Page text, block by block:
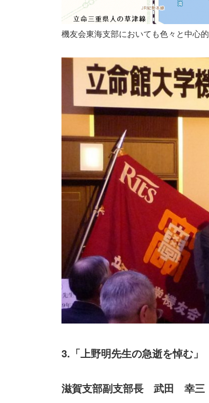
機友会東海支部においても色々と中心
3.「上野明先生の急逝を悼む」
滋賀支部副支部長 武田 幸三